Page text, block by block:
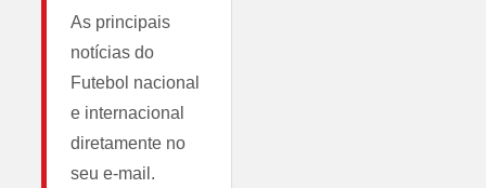
As principais
notícias do
Futebol nacional
e internacional
diretamente no
seu e-mail.